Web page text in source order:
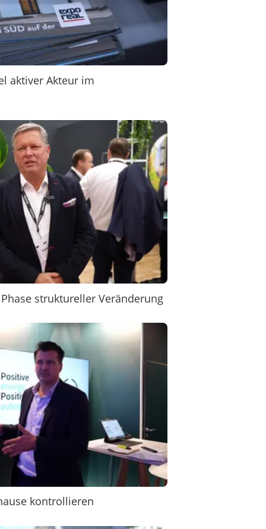
aktiver Akteur im
struktureller Veränderung
kontrollieren